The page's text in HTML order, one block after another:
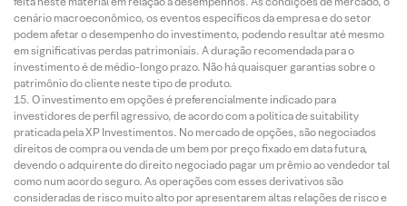
cenário macroeconômico, os eventos específicos da empresa e do setor
podem afetar o desempenho do investimento, podendo resultar até mesmo
em significativas perdas patrimoniais. A duração recomendada para o
investimento é de médio-longo prazo. Não há quaisquer garantias sobre o
patrimônio do cliente neste tipo de produto.
O investimento em opções é preferencialmente indicado para
investidores de perfil agressivo, de acordo com a política de suitability
praticada pela XP Investimentos. No mercado de opções, são negociados
direitos de compra ou venda de um bem por preço fixado em data futura,
devendo o adquirente do direito negociado pagar um prêmio ao vendedor tal
como num acordo seguro. As operações com esses derivativos são
consideradas de risco muito alto por apresentarem altas relações de risco e